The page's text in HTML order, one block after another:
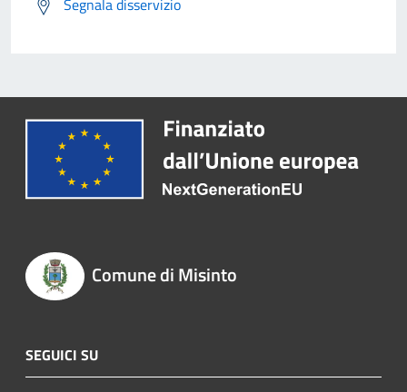
Segnala disservizio
Comune di Misinto
SEGUICI SU